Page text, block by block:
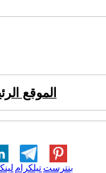
الموقع
تيلكرامبنترست